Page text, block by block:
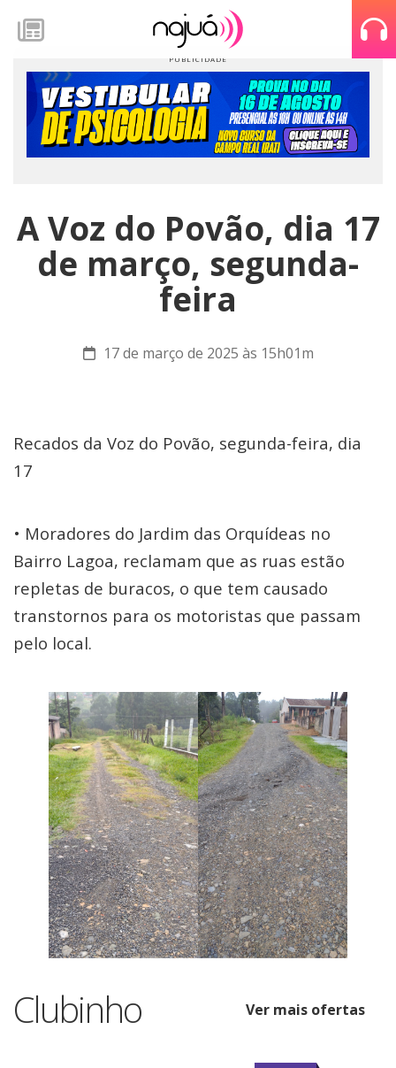
A Voz do Povão, dia 17
de março, segunda-
feira
17 de março de 2025 às 15h01m
Recados da Voz do Povão, segunda-feira, dia
17
• Moradores do Jardim das Orquídeas no
Bairro Lagoa, reclamam que as ruas estão
repletas de buracos, o que tem causado
transtornos para os motoristas que passam
pelo local.
Clubinho Ver mais ofertas